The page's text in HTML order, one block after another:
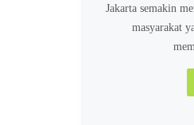
Jakarta semakin
masyarakat